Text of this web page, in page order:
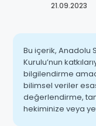
21.09.2023
Bu içerik, Anadolu
Kurulu’nun
bilgilendirme
bilimsel veriler
değerlendirme,
hekiminize veya